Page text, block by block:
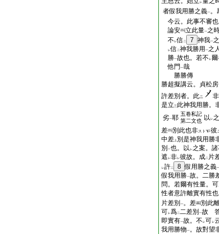
レ
者假我用勝之義一。
今云。此事不審
論安
立此量一之
不 レ信 二 7 神我一
レ信 二神我勝用 一之
勝一故也。若不 レ
他門 一哉
勝勝傳
勝超擬講云。貞松
許差別者。此ニ
非
是立三此神我用勝。
劣一耶 五卷私記
第二文也 以 レ
差
別 此也非スト 彼
中差 上 別 是神我用勝
別 一也。以 レ之案。
遮 レ非レ彼故。成二 片
レ許二 8 假用勝之義一
假我用勝一故。二勝
問。若爾有性量。可
性者意許離實有性
片差別 一。 差 別 此
可レ爲二二差別 一故
即實有一故。不 レ可レ
我用勝物一。故對望